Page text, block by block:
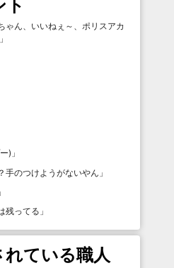
ト
ゃん、いいねぇ～、ポリスアカ
」
) 」
手のつけようがないやん 」
」
残ってる 」
れている職人